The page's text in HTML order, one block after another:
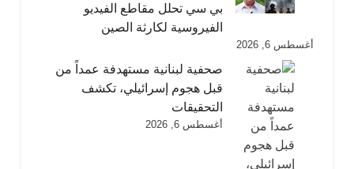
بي سي تحلل مقاطع الفيديو
الفيروسية لكارثة الصين
أغسطس 6, 2026
صحفية لبنانية مستهدفة عمداً من
قبل هجوم إسرائيلي، تكشف
التحقيقات
أغسطس 6, 2026